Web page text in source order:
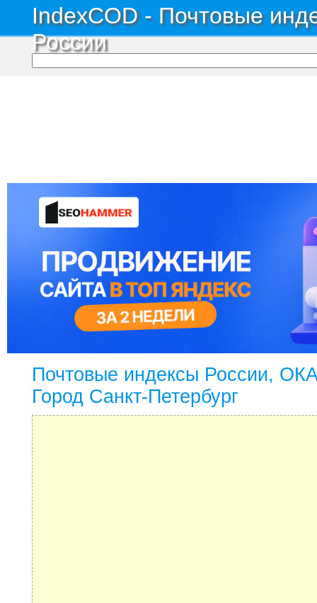
IndexCOD - Почтовые
России
Почтовые индексы России,
Город Санкт-Петербург